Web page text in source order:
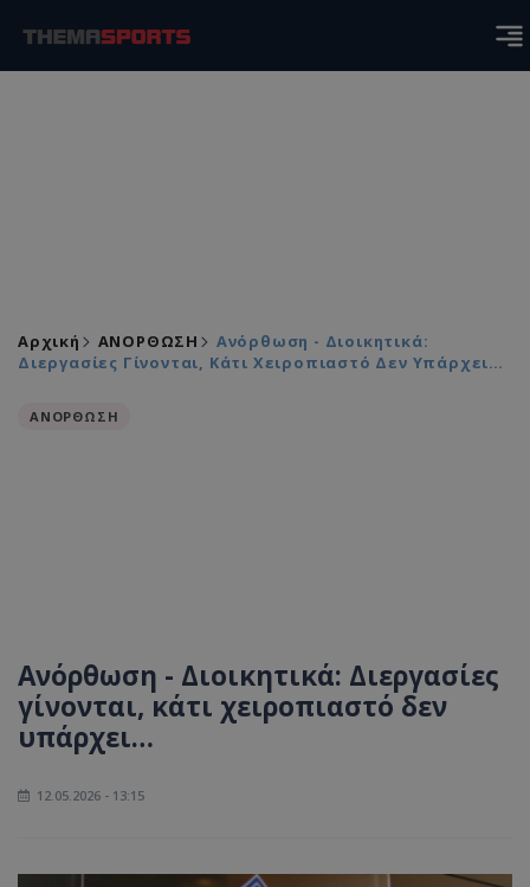
Αρχική ΑΝΟΡΘΩΣΗ
Ανόρθωση - Διοικητικά:
Διεργασίες Γίνονται, Κάτι Χειροπιαστό Δεν Υπάρχει…
ΑΝΟΡΘΩΣΗ
Ανόρθωση - Διοικητικά: Διεργασίες
γίνονται, κάτι χειροπιαστό δεν
υπάρχει…
12.05.2026 - 13:15